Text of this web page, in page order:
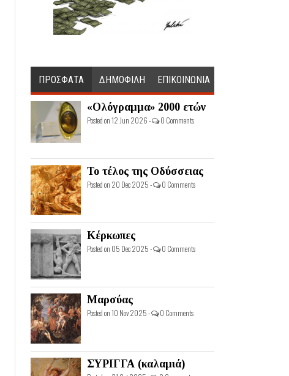
ΠΡΟΣΦΑΤΑ ΔΗΜΟΦΙΛΗ ΕΠΙΚΟΙΝΩΝΙΑ
«Ολόγραμμα» 2000 ετών
Posted on 12 Jun 2026 - 0 Comments
Το τέλος της Οδύσσειας
Posted on 20 Dec 2025 - 0 Comments
Κέρκωπες
Posted on 05 Dec 2025 - 0 Comments
Μαρσύας
Posted on 10 Nov 2025 - 0 Comments
ΣΥΡΙΓΓΑ (καλαμιά)